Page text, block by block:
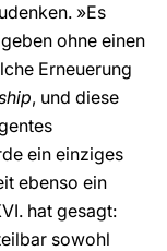
»Es
ohne einen
Erneuerung
, und diese
ein einziges
ebenso ein
hat gesagt:
sowohl